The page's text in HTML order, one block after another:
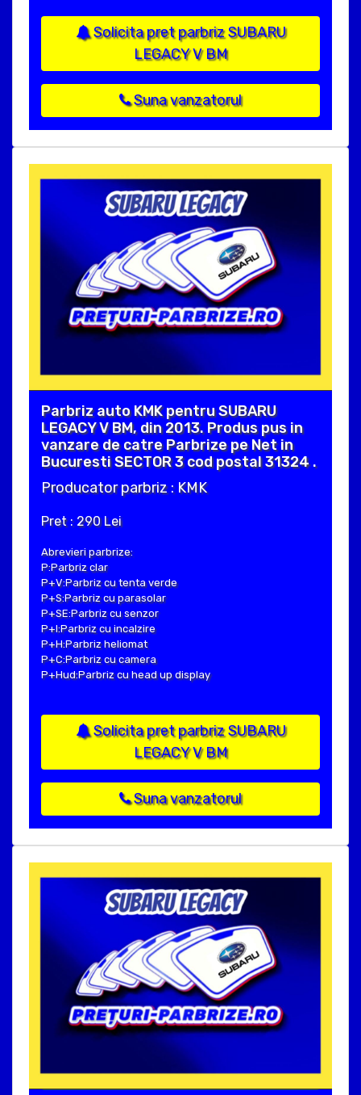
Solicita pret parbriz SUBARU
LEGACY V BM
Suna vanzatorul
Parbriz auto KMK pentru SUBARU
LEGACY V BM, din 2013. Produs pus in
vanzare de catre Parbrize pe Net in
Bucuresti SECTOR 3 cod postal 31324 .
Producator parbriz : KMK
Pret : 290 Lei
Abrevieri parbrize:
P:Parbriz clar
P+V:Parbriz cu tenta verde
P+S:Parbriz cu parasolar
P+SE:Parbriz cu senzor
P+I:Parbriz cu incalzire
P+H:Parbriz heliomat
P+C:Parbriz cu camera
P+Hud:Parbriz cu head up display
Solicita pret parbriz SUBARU
LEGACY V BM
Suna vanzatorul